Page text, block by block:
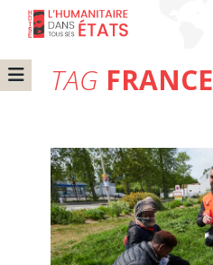
TAG FRANCE